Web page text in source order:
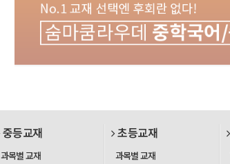
중등교재
과목별 교재
초등교재
과목별 교재